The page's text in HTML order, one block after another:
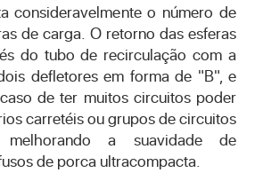
consideravelmente o número de
de carga. O retorno das esferas
do tubo de recirculação com a
defletores em forma de "B", e
de ter muitos circuitos poder
carretéis ou grupos de circuitos
melhorando a suavidade de
de porca ultracompacta.